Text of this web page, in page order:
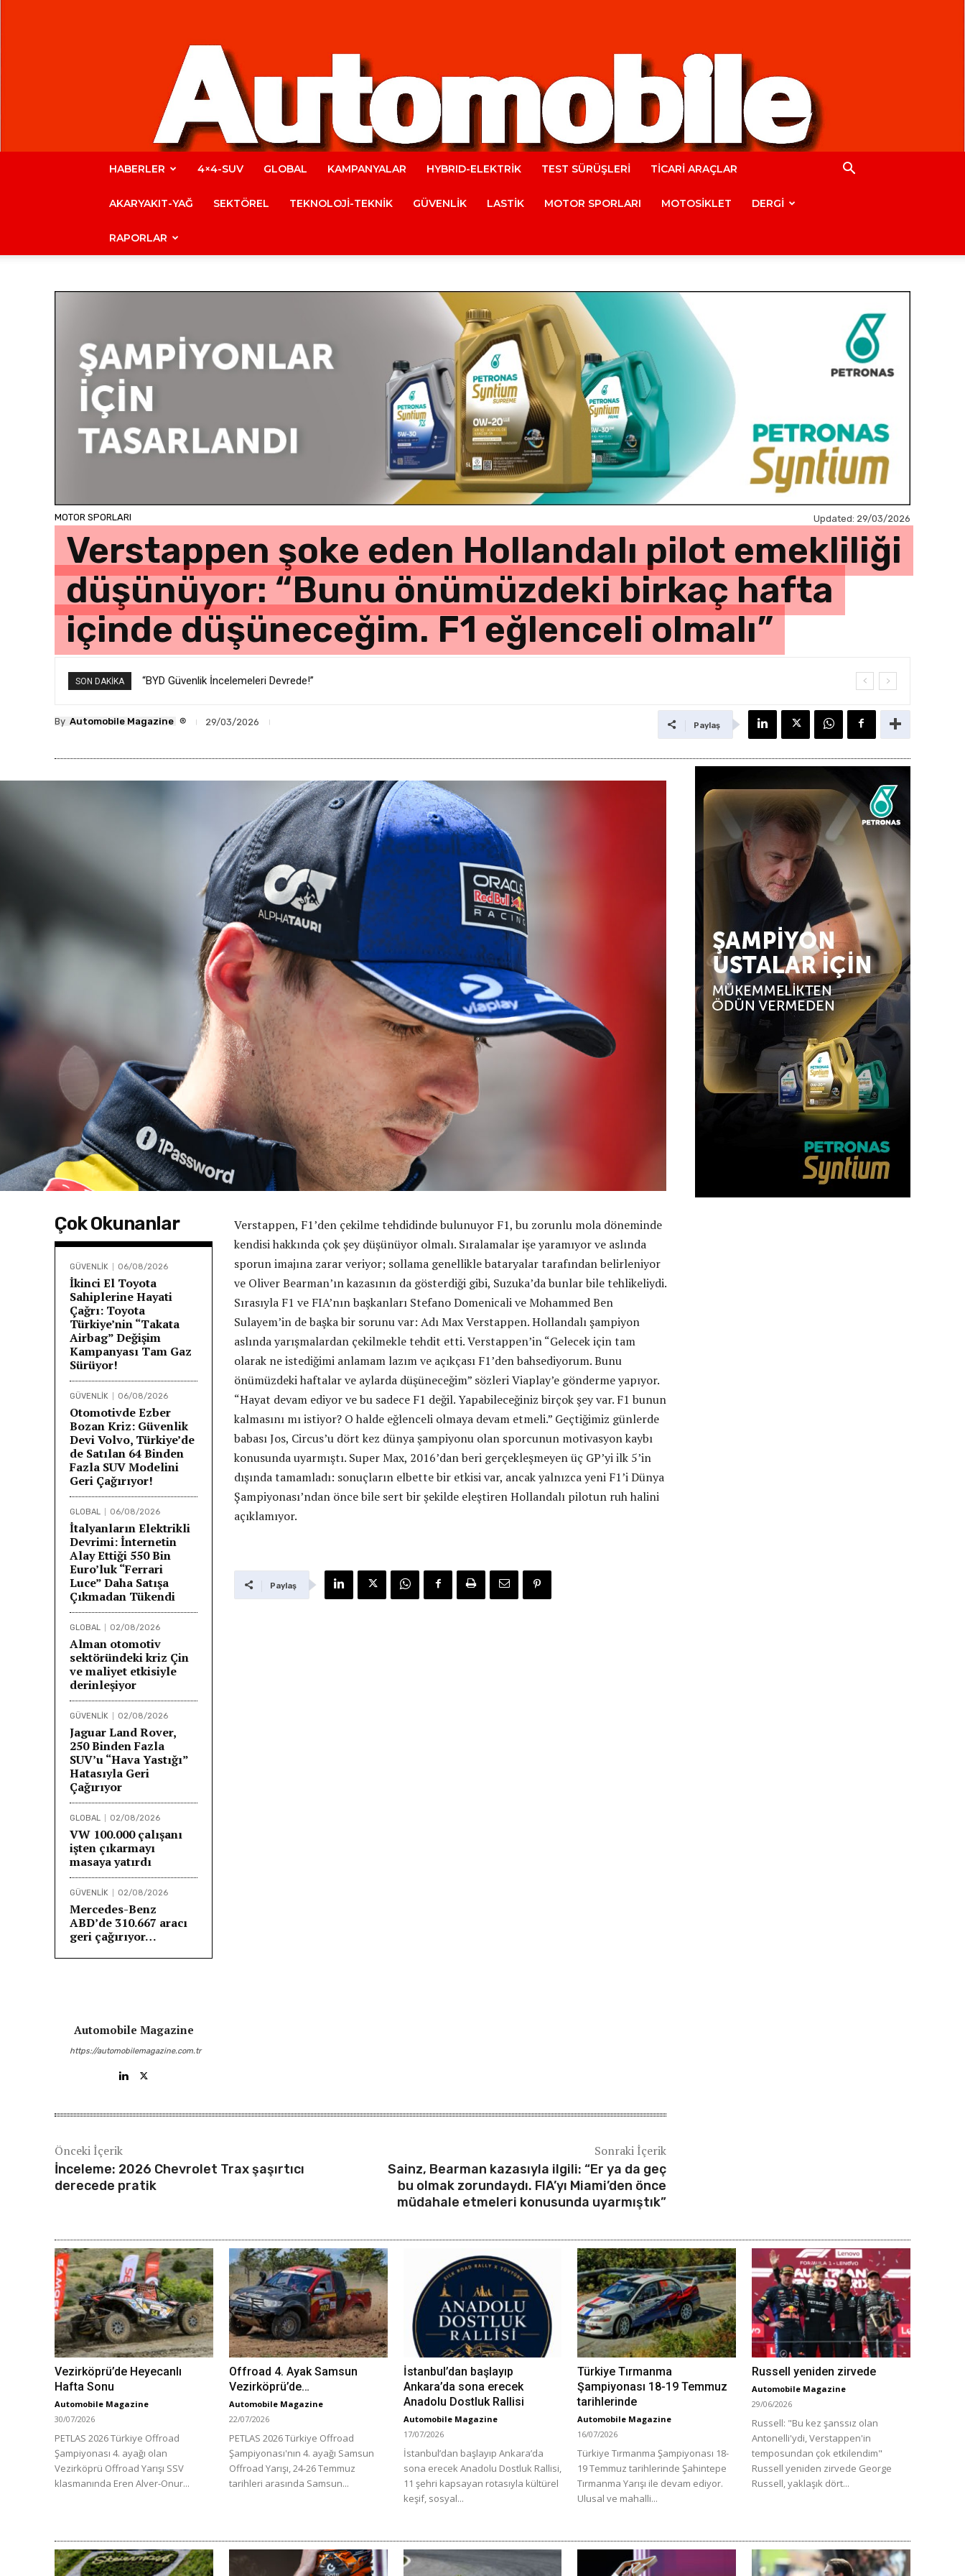
Automobile
Magazine
HABERLER 4×4-SUV GLOBAL KAMPANYALAR HYBRID-ELEKTRİK TEST SÜRÜŞLERİ TİCARİ ARAÇLAR
AKARYAKIT-YAĞ SEKTÖREL TEKNOLOJİ-TEKNİK GÜVENLİK LASTİK MOTOR SPORLARI MOTOSİKLET DERGİ
RAPORLAR
MOTOR SPORLARI Updated: 29/03/2026
Verstappen şoke eden Hollandalı pilot emekliliği
düşünüyor: “Bunu önümüzdeki birkaç hafta
içinde düşüneceğim. F1 eğlenceli olmalı”
SON DAKIKA “BYD Güvenlik İncelemeleri Devrede!”
By Automobile Magazine ® 29/03/2026 Paylaş
Çok Okunanlar
GÜVENLİK 06/08/2026
İkinci El Toyota
Sahiplerine Hayati
Çağrı: Toyota
Türkiye’nin “Takata
Airbag” Değişim
Kampanyası Tam Gaz
Sürüyor!
GÜVENLİK 06/08/2026
Otomotivde Ezber
Bozan Kriz: Güvenlik
Devi Volvo, Türkiye’de
de Satılan 64 Binden
Fazla SUV Modelini
Geri Çağırıyor!
GLOBAL 06/08/2026
İtalyanların Elektrikli
Devrimi: İnternetin
Alay Ettiği 550 Bin
Euro’luk “Ferrari
Luce” Daha Satışa
Çıkmadan Tükendi
GLOBAL 02/08/2026
Alman otomotiv
sektöründeki kriz Çin
ve maliyet etkisiyle
derinleşiyor
GÜVENLİK 02/08/2026
Jaguar Land Rover,
250 Binden Fazla
SUV’u “Hava Yastığı”
Hatasıyla Geri
Çağırıyor
GLOBAL 02/08/2026
VW 100.000 çalışanı
işten çıkarmayı
masaya yatırdı
GÜVENLİK 02/08/2026
Mercedes-Benz
ABD’de 310.667 aracı
geri çağırıyor…
Automobile Magazine
https://automobilemagazine.com.tr
Verstappen, F1’den çekilme tehdidinde bulunuyor F1, bu zorunlu mola döneminde
kendisi hakkında çok şey düşünüyor olmalı. Sıralamalar işe yaramıyor ve aslında
sporun imajına zarar veriyor; sollama genellikle bataryalar tarafından belirleniyor
ve Oliver Bearman’ın kazasının da gösterdiği gibi, Suzuka’da bunlar bile tehlikeliydi.
Sırasıyla F1 ve FIA’nın başkanları Stefano Domenicali ve Mohammed Ben
Sulayem’in de başka bir sorunu var: Adı Max Verstappen. Hollandalı şampiyon
aslında yarışmalardan çekilmekle tehdit etti. Verstappen’in “Gelecek için tam
olarak ne istediğimi anlamam lazım ve açıkçası F1’den bahsediyorum. Bunu
önümüzdeki haftalar ve aylarda düşüneceğim” sözleri Viaplay’e gönderme yapıyor.
“Hayat devam ediyor ve bu sadece F1 değil. Yapabileceğiniz birçok şey var. F1 bunun
kalmasını mı istiyor? O halde eğlenceli olmaya devam etmeli.” Geçtiğimiz günlerde
babası Jos, Circus’u dört kez dünya şampiyonu olan sporcunun motivasyon kaybı
konusunda uyarmıştı. Super Max, 2016’dan beri gerçekleşmeyen üç GP’yi ilk 5’in
dışında tamamladı: sonuçların elbette bir etkisi var, ancak yalnızca yeni F1’i Dünya
Şampiyonası’ndan önce bile sert bir şekilde eleştiren Hollandalı pilotun ruh halini
açıklamıyor.
Paylaş
Önceki İçerik
İnceleme: 2026 Chevrolet Trax şaşırtıcı
derecede pratik
Sonraki İçerik
Sainz, Bearman kazasıyla ilgili: “Er ya da geç
bu olmak zorundaydı. FIA’yı Miami’den önce
müdahale etmeleri konusunda uyarmıştık”
Vezirköprü’de Heyecanlı
Hafta Sonu
Automobile Magazine
30/07/2026
PETLAS 2026 Türkiye Offroad
Şampiyonası 4. ayağı olan
Vezirköprü Offroad Yarışı SSV
klasmanında Eren Alver-Onur...
Offroad 4. Ayak Samsun
Vezirköprü’de…
Automobile Magazine
22/07/2026
PETLAS 2026 Türkiye Offroad
Şampiyonası'nın 4. ayağı Samsun
Offroad Yarışı, 24-26 Temmuz
tarihleri arasında Samsun...
İstanbul’dan başlayıp
Ankara’da sona erecek
Anadolu Dostluk Rallisi
Automobile Magazine
17/07/2026
İstanbul’dan başlayıp Ankara’da
sona erecek Anadolu Dostluk Rallisi,
11 şehri kapsayan rotasıyla kültürel
keşif, sosyal...
Türkiye Tırmanma
Şampiyonası 18-19 Temmuz
tarihlerinde
Automobile Magazine
16/07/2026
Türkiye Tırmanma Şampiyonası 18-
19 Temmuz tarihlerinde Şahintepe
Tırmanma Yarışı ile devam ediyor.
Ulusal ve mahalli...
Russell yeniden zirvede
Automobile Magazine
29/06/2026
Russell: "Bu kez şanssız olan
Antonelli'ydi, Verstappen'in
temposundan çok etkilendim"
Russell yeniden zirvede George
Russell, yaklaşık dört...